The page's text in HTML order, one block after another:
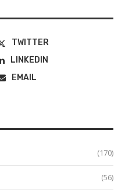
TWITTER
LINKEDIN
EMAIL
(170)
(56)